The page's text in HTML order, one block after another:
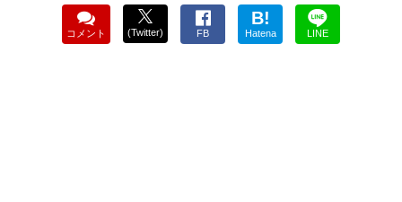
コメント (Twitter) FB
B!
Hatena LINE